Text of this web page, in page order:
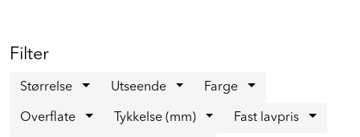
Filter
Størrelse Utseende Farge
Overflate Tykkelse (mm) Fast lavpris